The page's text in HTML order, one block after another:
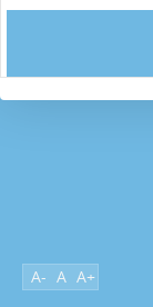
A- A A+